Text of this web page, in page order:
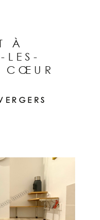
À
LES-
CŒUR